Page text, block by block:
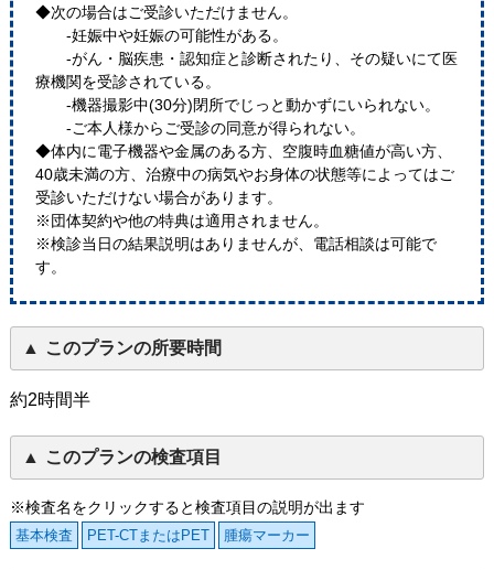
◆次の場合はご受診いただけません。
-妊娠中や妊娠の可能性がある。
-がん・脳疾患・認知症と診断されたり、その疑いにて医
療機関を受診されている。
-機器撮影中(30分)閉所でじっと動かずにいられない。
-ご本人様からご受診の同意が得られない。
◆体内に電子機器や金属のある方、空腹時血糖値が高い方、
40歳未満の方、治療中の病気やお身体の状態等によってはご
受診いただけない場合があります。
※団体契約や他の特典は適用されません。
※検診当日の結果説明はありませんが、電話相談は可能で
す。
このプランの所要時間
約2時間半
このプランの検査項目
※検査名をクリックすると検査項目の説明が出ます
基本検査 PET-CTまたはPET 腫瘍マーカー